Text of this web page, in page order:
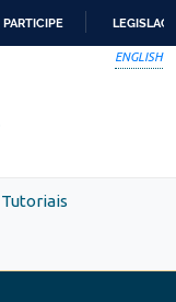
PARTICIPE
ENGLISH
Tutoriais